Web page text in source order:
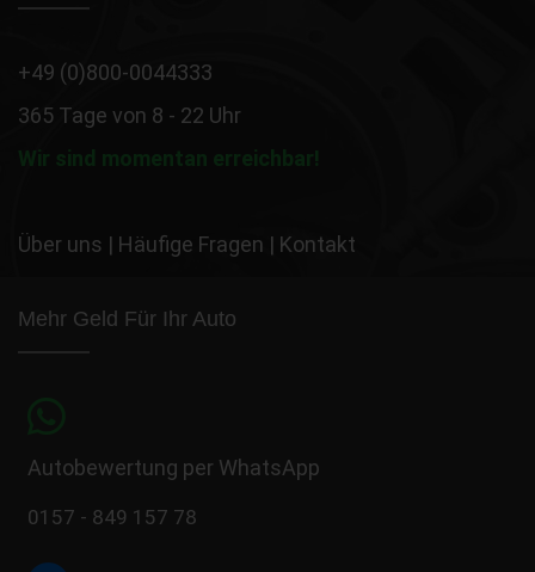
+49 (0)800-0044333
365 Tage von 8 - 22 Uhr
Wir sind momentan erreichbar!
Über uns | Häufige Fragen | Kontakt
Mehr Geld Für Ihr Auto
Autobewertung per WhatsApp
0157 - 849 157 78